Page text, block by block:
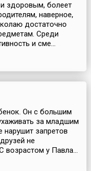
и здоровым, болеет
наверное,
достаточно
Среди
и сме...
Он с большим
за младшим
нарушит запретов
не
возрастом у Павла...